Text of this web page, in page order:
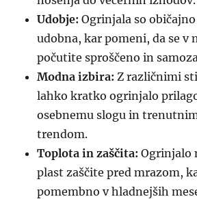
Udobje: Ogrinjala so
udobna, kar pomeni, da se v
počutite sproščeno in
Modna izbira: Z različnimi
lahko kratko ogrinjalo
osebnemu slogu in
trendom.
Toplota in zaščita: Ogrinjalo
plast zaščite pred mrazom,
pomembno v hladnejših